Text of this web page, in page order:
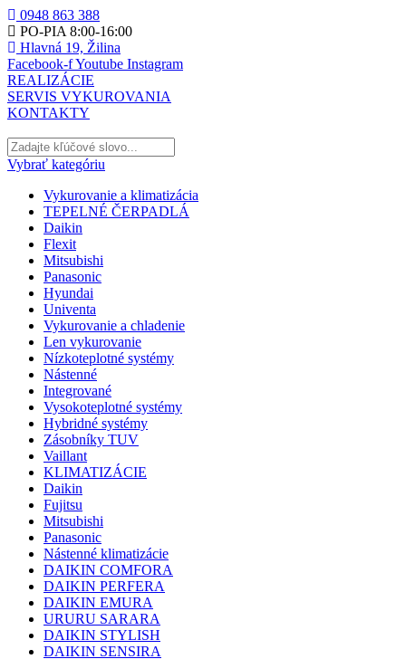
0948 863 388
PO-PIA 8:00-16:00
Hlavná 19, Žilina
Facebook-fYoutube Instagram
REALIZÁCIE
SERVIS VYKUROVANIA
KONTAKTY
Vybrať kategóriu
Vykurovanie a klimatizácia
TEPELNÉ ČERPADLÁ
Daikin
Flexit
Mitsubishi
Panasonic
Hyundai
Univenta
Vykurovanie a chladenie
Len vykurovanie
Nízkoteplotné systémy
Nástenné
Integrované
Vysokoteplotné systémy
Hybridné systémy
Zásobníky TUV
Vaillant
KLIMATIZÁCIE
Daikin
Fujitsu
Mitsubishi
Panasonic
Nástenné klimatizácie
DAIKIN COMFORA
DAIKIN PERFERA
DAIKIN EMURA
URURU SARARA
DAIKIN STYLISH
DAIKIN SENSIRA